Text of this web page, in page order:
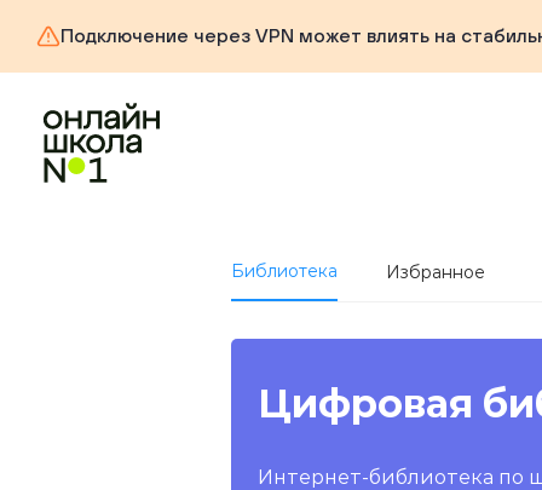
Подключение через VPN может влиять на
Библиотека Избранное
Цифровая
Интернет-библиотека по